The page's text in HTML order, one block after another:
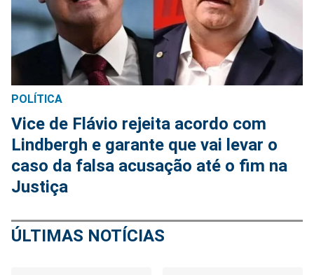
POLÍTICA
Vice de Flávio rejeita acordo com
Lindbergh e garante que vai levar o
caso da falsa acusação até o fim na
Justiça
ÚLTIMAS NOTÍCIAS